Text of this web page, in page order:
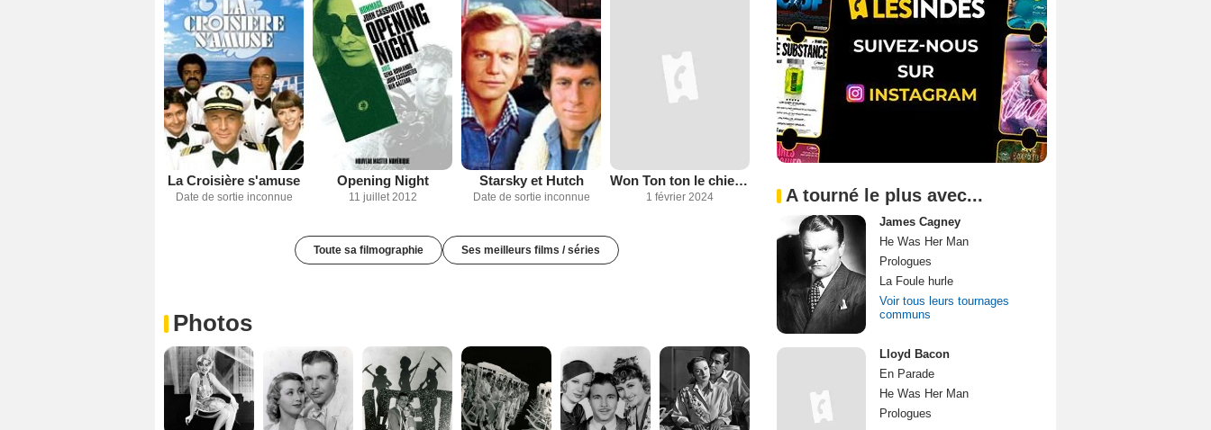
La Croisière s'amuse
Date de sortie inconnue
Opening Night
11 juillet 2012
Starsky et Hutch
Date de sortie inconnue
Won Ton ton le chien qui sauva Hollywood
1 février 2024
Toute sa filmographie Ses meilleurs films / séries
Photos
A tourné le plus avec...
James Cagney
He Was Her Man
Prologues
La Foule hurle
Voir tous leurs tournages
communs
Lloyd Bacon
En Parade
He Was Her Man
Prologues